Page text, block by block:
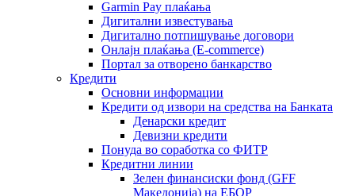
Garmin Pay плаќања
Дигитални известувања
Дигитално потпишување договори
Онлајн плаќања (Е-commerce)
Портал за отворено банкарство
Кредити
Основни информации
Кредити од извори на средства на Банката
Денарски кредит
Девизни кредити
Понуда во соработка со ФИТР
Кредитни линии
Зелен финансиски фонд (GFF
Македонија) на ЕБОР